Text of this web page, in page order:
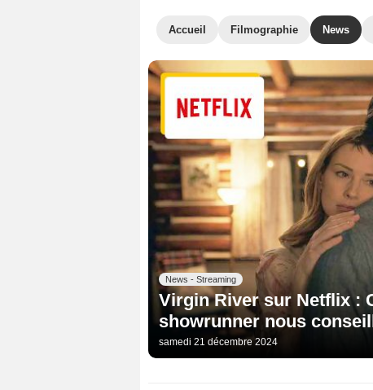
Accueil Filmographie News
News - Streaming
Virgin River sur Netflix :
showrunner nous
samedi 21 décembre 2024